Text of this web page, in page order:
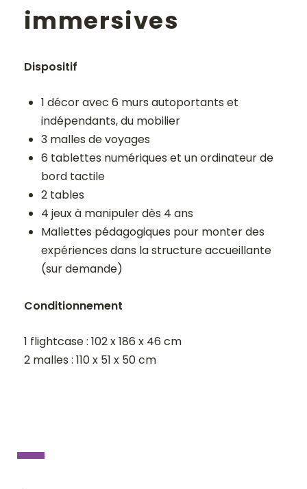
immersives
Dispositif
1 décor avec 6 murs autoportants et
indépendants, du mobilier
3 malles de voyages
6 tablettes numériques et un ordinateur de
bord tactile
2 tables
4 jeux à manipuler dès 4 ans
Mallettes pédagogiques pour monter des
expériences dans la structure accueillante
(sur demande)
Conditionnement
1 flightcase : 102 x 186 x 46 cm
2 malles : 110 x 51 x 50 cm